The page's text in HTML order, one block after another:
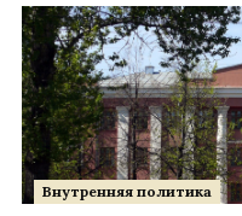
Внутренняя политика